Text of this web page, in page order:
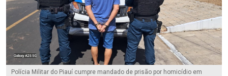
Polícia Militar do Piauí cumpre mandado de prisão por homicídio em